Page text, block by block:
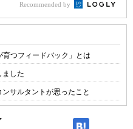
Recommended by
つフィードバック」とは
ました
サルタントが思ったこと